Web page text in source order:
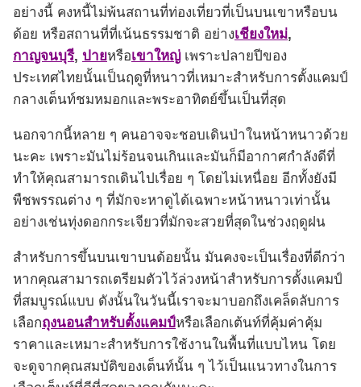
อย่างนี้ คงหนี้ไม่พ้นสถานที่ท่องเที่ยวที่เป็นบนเขาหรือบน
ด้อย หรือสถานที่ที่เน้นธรรมชาติ อย่างเชียงใหม่,
กาญจนบุรี, ปายหรือเขาใหญ่เพราะปลายปีของ
ประเทศไทยนั้นเป็นฤดูที่หนาวที่เหมาะสำหรับการตั้งแคมป์
กลางเต็นท์ชมหมอกและพระอาทิตย์ขึ้นเป็นที่สุด
นอกจากนี้หลาย ๆ คนอาจจะชอบเดินป่าในหน้าหนาวด้วย
นะคะ เพราะมันไม่ร้อนจนเกินและมันก็มีอากาศกำลังดีที่
ทำให้คุณสามารถเดินไปเรื่อย ๆ โดยไม่เหนื่อย อีกทั้งยังมี
พืชพรรณต่าง ๆ ที่มักจะหาดูได้เฉพาะหน้าหนาวเท่านั้น
อย่างเช่นทุ่งดอกกระเจียวที่มักจะสวยที่สุดในช่วงฤดูฝน
สำหรับการขึ้นบนเขาบนด้อยนั้น มันคงจะเป็นเรื่องที่ดีกว่า
หากคุณสามารถเตรียมตัวไว้ล่วงหน้าสำหรับการตั้งแคมป์
ที่สมบูรณ์แบบ ดังนั้นในวันนี้เราจะมาบอกถึงเคล็ดลับการ
เลือกถุงนอนสำหรับตั้งแคมป์หรือเลือกเต้นท์ที่คุ้มค่าคุ้ม
ราคาและเหมาะสำหรับการใช้งานในพื้นที่แบบไหน โดย
จะดูจากคุณสมบัติของเต็นท์นั้น ๆ ไว้เป็นแนวทางในการ